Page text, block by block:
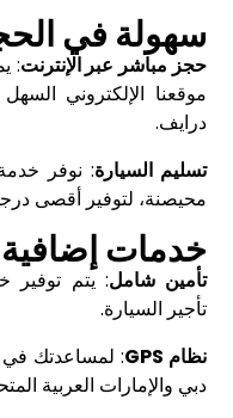
سهولة في
حجز مباشر عبر الإنترنت:
موقعنا الإلكتروني
درايف.
تسليم السيارة: نوفر
محيصنة، لتوفير أقصى
خدمات
تأمين شامل: يتم توفير
تأجير السيارة.
نظام GPS
: لمساعدتك في
دبي والإمارات العربية